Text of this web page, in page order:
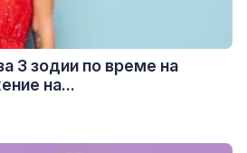
3 зодии по време на
на...